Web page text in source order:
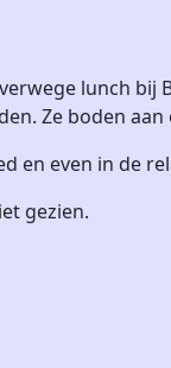
lunch bij
Ze boden
en even in de
gezien.